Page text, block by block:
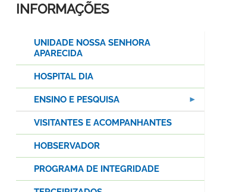
INFORMAÇÕES
UNIDADE NOSSA SENHORA
APARECIDA
HOSPITAL DIA
ENSINO E PESQUISA
VISITANTES E ACOMPANHANTES
HOBSERVADOR
PROGRAMA DE INTEGRIDADE